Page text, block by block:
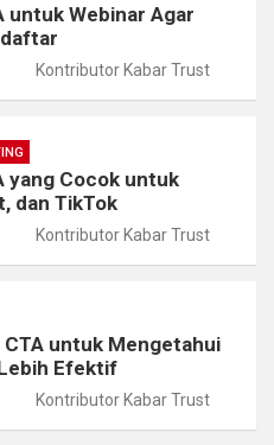
untuk Webinar Agar
Kontributor Kabar Trust
yang Cocok untuk
dan TikTok
Kontributor Kabar Trust
CTA untuk Mengetahui
Efektif
Kontributor Kabar Trust